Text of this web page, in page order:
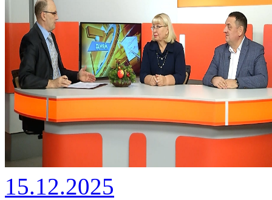
15.12.2025